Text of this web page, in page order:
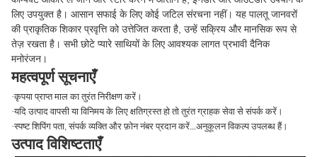
लिए उपयुक्त है। आसान सफाई के लिए कोई जटिल संरचना नहीं। यह पालतू जानवरों
की प्राकृतिक शिकार प्रवृत्ति को उत्तेजित करता है, उन्हें सक्रिय और मानसिक रूप से
तेज़ रखता है। सभी छोटे प्यारे साथियों के लिए आवश्यक लागत प्रभावी दैनिक
मनोरंजन।
महत्वपूर्ण सूचनाएँ
·कृपया प्राप्त माल का तुरंत निरीक्षण करें।
·यदि उत्पाद वापसी या विनिमय के लिए क्षतिग्रस्त हो तो तुरंत ग्राहक सेवा से संपर्क करें।
·स्पष्ट शिपिंग पता, संपर्क व्यक्ति और फ़ोन नंबर प्रदान करें...अनुकूलन विकल्प उपलब्ध हैं।
उत्पाद विशिष्टताएँ